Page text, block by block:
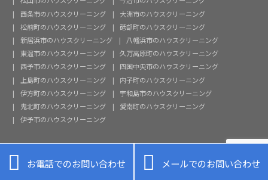
西条市のハウスクリーニング
大洲市のハウスクリーニング
松前町のハウスクリーニング
砥部町のハウスクリーニング
新居浜市のハウスクリーニング
八幡浜市のハウスクリーニング
東温市のハウスクリーニング
久万高原町のハウスクリーニング
西予市のハウスクリーニング
四国中央市のハウスクリーニング
上島町のハウスクリーニング
内子町のハウスクリーニング
伊方町のハウスクリーニング
宇和島市のハウスクリーニング
鬼北町のハウスクリーニング
愛南町のハウスクリーニング
伊予市のハウスクリーニング
 お電話でのお問い合わせ  メールでのお問い合わせ